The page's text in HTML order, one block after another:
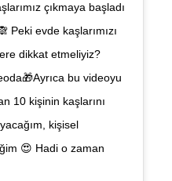
çıkmaya başladı
Peki evde kaşlarımızı
dikkat etmeliyiz?
bu videoyu
10 kişinin kaşlarını
kişisel
😍 Hadi o zaman